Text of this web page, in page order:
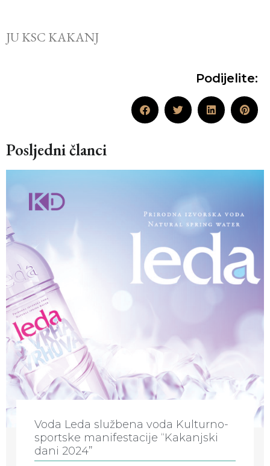
JU KSC KAKANJ
Podijelite:
Posljedni članci
Voda Leda službena voda Kulturno-
sportske manifestacije “Kakanjski
dani 2024”